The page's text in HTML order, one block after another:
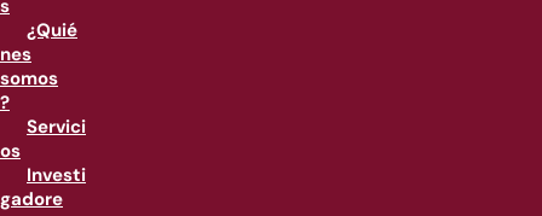
s
¿Quié
nes
somos
?
Servici
os
Investi
gadore